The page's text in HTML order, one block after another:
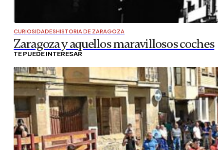
CURIOSIDADESHISTORIA DE ZARAGOZA
Zaragoza y aquellos maravillosos coches
TE PUEDE INTERESAR